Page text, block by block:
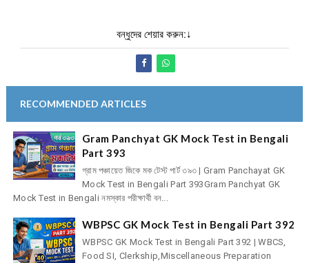
বন্ধুদের শেয়ার করুন:↓
RECOMMENDED ARTICLES
Gram Panchyat GK Mock Test in Bengali
Part 393
গ্রাম পঞ্চায়েত জিকে মক টেস্ট পার্ট ৩৯৩ | Gram Panchayat GK
Mock Test in Bengali Part 393Gram Panchyat GK
Mock Test in Bengali নমস্কার পরীক্ষার্থী বন...
WBPSC GK Mock Test in Bengali Part 392
WBPSC GK Mock Test in Bengali Part 392 | WBCS,
Food SI, Clerkship,Miscellaneous Preparation